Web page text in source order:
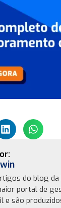
do blog
portal de
e são